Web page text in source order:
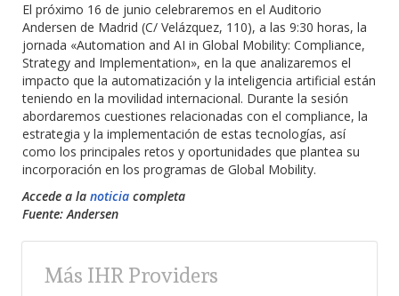
El próximo 16 de junio celebraremos en el Auditorio
Andersen de Madrid (C/ Velázquez, 110), a las 9:30 horas, la
jornada «Automation and AI in Global Mobility: Compliance,
Strategy and Implementation», en la que analizaremos el
impacto que la automatización y la inteligencia artificial están
teniendo en la movilidad internacional. Durante la sesión
abordaremos cuestiones relacionadas con el compliance, la
estrategia y la implementación de estas tecnologías, así
como los principales retos y oportunidades que plantea su
incorporación en los programas de Global Mobility.
Accede a la noticia completa
Fuente: Andersen
Más IHR Providers